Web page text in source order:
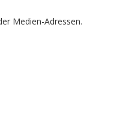
Medien-Adressen.